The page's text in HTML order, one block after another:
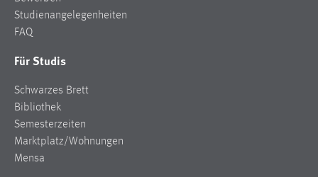
Studienangelegenheiten
FAQ
Für Studis
Schwarzes Brett
Bibliothek
Semesterzeiten
Marktplatz/Wohnungen
Mensa
Zweck:
Cookie Laufzeit:
Chat
Name: